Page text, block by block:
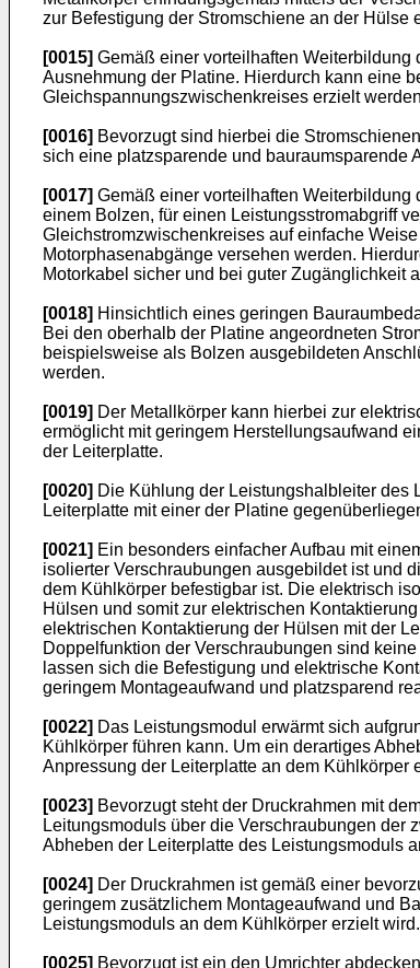
zur Befestigung der Stromschiene an der Hülse
[0015] Gemäß einer vorteilhaften
Ausnehmung der Platine. Hierdurch kann eine
Gleichspannungszwischenkreises erzielt
[0016] Bevorzugt sind hierbei die
sich eine platzsparende und bauraumsparende
[0017] Gemäß einer vorteilhaften
einem Bolzen, für einen Leistungsstromabgriff
Gleichstromzwischenkreises auf einfache
Motorphasenabgänge versehen werden.
Motorkabel sicher und bei guter Zugänglichkeit
[0018] Hinsichtlich eines geringen
Bei den oberhalb der Platine angeordneten
beispielsweise als Bolzen ausgebildeten
werden.
[0019] Der Metallkörper kann hierbei zur
ermöglicht mit geringem Herstellungsaufwand
der Leiterplatte.
[0020] Die Kühlung der Leistungshalbleiter des
Leiterplatte mit einer der Platine
[0021] Ein besonders einfacher Aufbau mit
isolierter Verschraubungen ausgebildet ist und
dem Kühlkörper befestigbar ist. Die elektrisch
Hülsen und somit zur elektrischen
elektrischen Kontaktierung der Hülsen mit der
Doppelfunktion der Verschraubungen sind
lassen sich die Befestigung und elektrische
geringem Montageaufwand und platzsparend
[0022] Das Leistungsmodul erwärmt sich
Kühlkörper führen kann. Um ein derartiges
Anpressung der Leiterplatte an dem Kühlkörper
[0023] Bevorzugt steht der Druckrahmen mit
Leitungsmoduls über die Verschraubungen
Abheben der Leiterplatte des Leistungsmoduls
[0024] Der Druckrahmen ist gemäß einer
geringem zusätzlichem Montageaufwand und
Leistungsmoduls an dem Kühlkörper erzielt wird.
[0025] Bevorzugt ist ein den Umrichter